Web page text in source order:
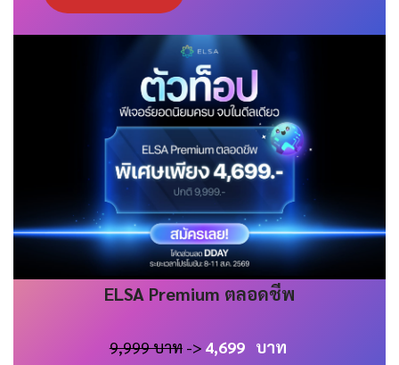
ELSA Premium ตลอดชีพ
9,999 บาท-> 4,699 บาท